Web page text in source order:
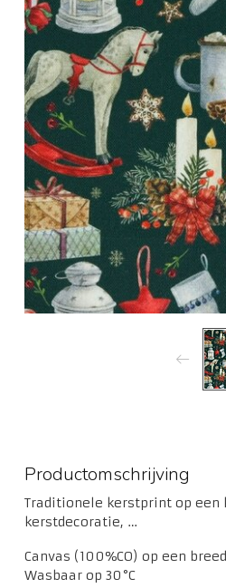
Productomschrijving
Traditionele kerstprint op een
kerstdecoratie, …
Canvas (100%CO) op een
Wasbaar op 30°C